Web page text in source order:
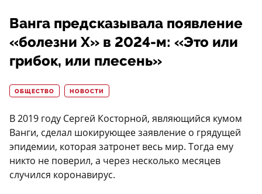
Ванга предсказывала появление
«болезни X» в 2024-м: «Это или
грибок, или плесень»
ОБЩЕСТВО НОВОСТИ
В 2019 году Сергей Косторной, являющийся кумом
Ванги, сделал шокирующее заявление о грядущей
эпидемии, которая затронет весь мир. Тогда ему
никто не поверил, а через несколько месяцев
случился коронавирус.